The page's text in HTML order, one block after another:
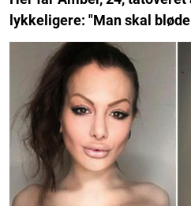
lykkeligere: "Man skal